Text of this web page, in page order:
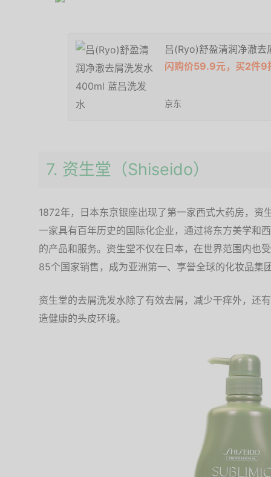
吕(Ryo)舒盈清润净澈
闪购价59.9元，买2件
京东
7. 资生堂（Shiseido）
1872年，日本东京银座出现了第一家西式大药房，资
一家具有百年历史的国际化企业，通过将东方美学和
的产品和服务。资生堂不仅在日本，在世界范围内也
85个国家销售，成为亚洲第一、享誉全球的化妆品集
资生堂的去屑洗发水除了有效去屑，减少干痒外，还
造健康的头皮环境。